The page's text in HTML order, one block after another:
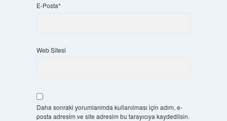
E-Posta*
Web Sitesi
Daha sonraki yorumlarımda kullanılması için adım, e-
posta adresim ve site adresim bu tarayıcıya kaydedilsin.